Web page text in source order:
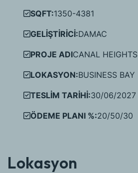
SQFT:1350-4381
GELİŞTİRİCİ:DAMAC
PROJE ADICANAL HEIGHTS
LOKASYON:BUSINESS BAY
TESLİM TARİHİ:30/06/2027
ÖDEME PLANI %:20/50/30
Lokasyon